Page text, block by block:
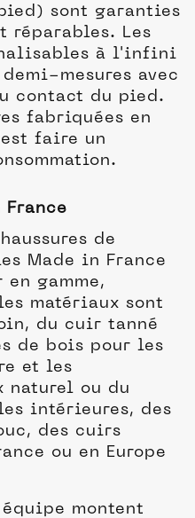
sont garanties
réparables. Les
à l'infini
mesures avec
contact du pied.
fabriquées en
faire un
France
de
Made in France
en gamme,
matériaux sont
du cuir tanné
de bois pour les
et les
naturel ou du
intérieures, des
des cuirs
ou en Europe
montent